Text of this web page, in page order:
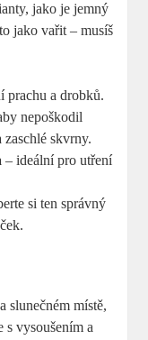
jako je jemný
jako vařit – musíš
prachu a drobků.
nepoškodil
zaschlé skvrny.
– ideální pro utření
si ten správný
slunečném místě,
s vysoušením a